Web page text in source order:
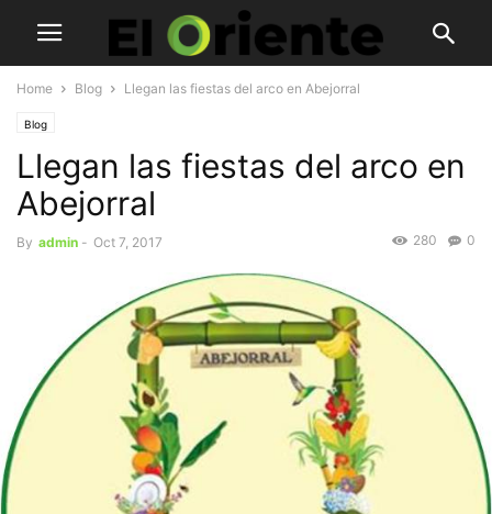
Home Blog Llegan las fiestas del arco en Abejorral
Blog
Llegan las fiestas del arco en
Abejorral
By admin - Oct 7, 2017 0
280